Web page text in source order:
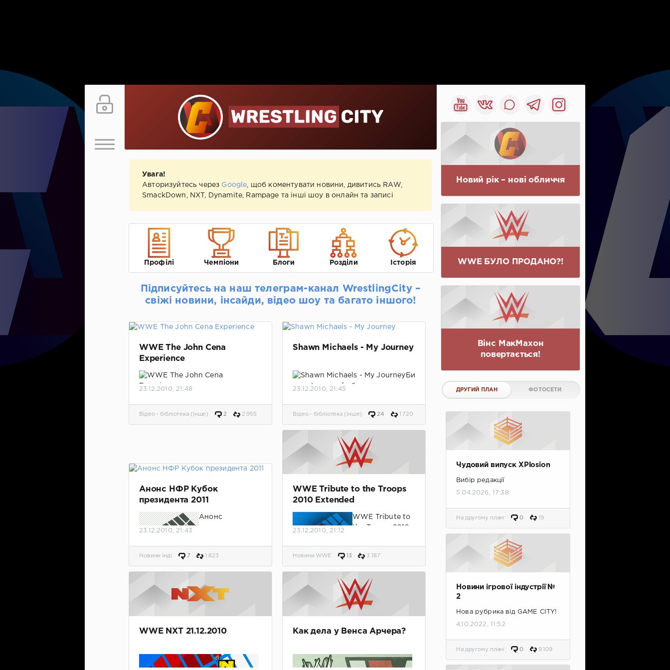
Увага!
Авторизуйтесь через Google , щоб коментувати новини, дивитись RAW,
SmackDown, NXT, Dynamite, Rampage та інші шоу в онлайн та записі
Профілі Чемпіони Блоги Розділи Історія
Підписуйтесь на наш телеграм-канал WrestlingCity –
свіжі новини, інсайди, відео шоу та багато іншого!
WWE The John Cena
Experience
Сине.
23.12.2010, 21:48
Відео - бібліотека (інше) 2 2 955
Shawn Michaels - My Journey
Би
ографический сборник о
23.12.2010, 21:45
Відео - бібліотека (інше) 24 1 720
Анонс НФР Кубок
президента 2011
Анонс
Рестлинга".
23.12.2010, 21:43
Новини інді 7 1 823
WWE Tribute to the Troops
2010 Extended
WWE Tribute to
23.12.2010, 21:12
Новини WWE 13 3 187
WWE NXT 21.12.2010 Как дела у Венса Арчера?
Новий рік – нові обличчя
WWE БУЛО ПРОДАНО?!
Вінс МакМахон
повертається!
ДРУГИЙ ПЛАН ФОТОСЕТИ
Чудовий випуск XPlosion
Вибір редакції
5.04.2026, 17:38
На другому плані 0 19
Новини ігрової індустрії №
2
Нова рубрика від GAME CITY!
4.10.2022, 11:52
На другому плані 0 9 109